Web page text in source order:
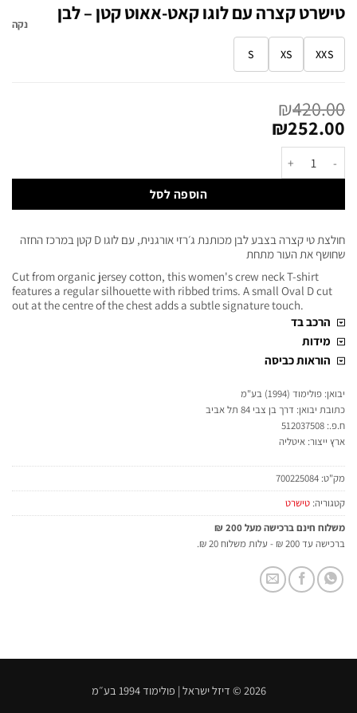
טישרט קצרה עם לוגו קאט-אאוט קטן – לבן
XXS
XS
S
נקה
₪420.00
₪252.00
הוספה לסל
חולצת טי קצרה בצבע לבן מכותנת ג׳רזי אורגנית, עם לוגו D קטן במרכז החזה
שחושף את העור מתחת
Cut from organic jersey cotton, this women's crew neck T-shirt
features a regular silhouette with ribbed trims. A small Oval D cut
out at the centre of the chest adds a subtle signature touch.
הרכב בד
מידות
הוראות כביסה
יבואן: פולימוד (1994) בע"מ
כתובת יבואן: דרך בן צבי 84 תל אביב
ח.פ.: 512037508
ארץ ייצור: איטליה
מק"ט: 700225084
קטגוריה: טישרט
משלוח חינם ברכישה מעל 200 ₪
ברכישה עד 200 ₪ - עלות משלוח 20 ₪.
2026 © דיזל ישראל | פולימוד 1994 בע״מ